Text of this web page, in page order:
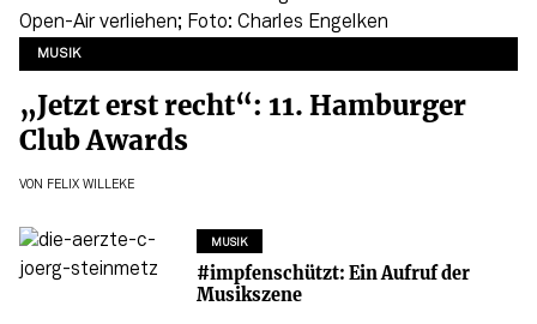
MUSIK
„Jetzt erst recht“: 11. Hamburger
Club Awards
VON FELIX WILLEKE
MUSIK
#impfenschützt: Ein Aufruf der
Musikszene